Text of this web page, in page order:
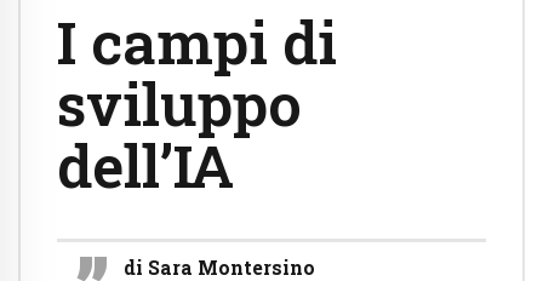
I campi di
sviluppo
dell’IA
di Sara Montersino